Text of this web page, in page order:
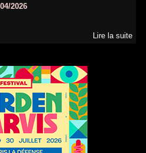
2026
Lire la suite